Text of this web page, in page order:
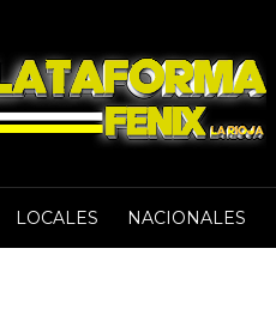
LOCALES NACIONALES